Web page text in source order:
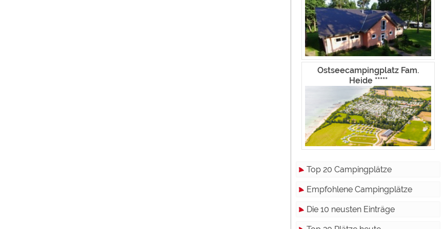
Ostseecampingplatz Fam.
Heide *****
Top 20 Campingplätze
Empfohlene Campingplätze
Die 10 neusten Einträge